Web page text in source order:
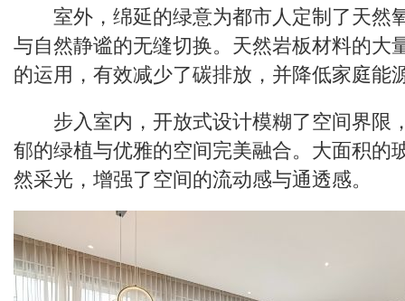
室外，绵延的绿意为都市人定制了天然
与自然静谧的无缝切换。天然岩板材料的大
的运用，有效减少了碳排放，并降低家庭能
步入室内，开放式设计模糊了空间界限
郁的绿植与优雅的空间完美融合。大面积的
然采光，增强了空间的流动感与通透感。